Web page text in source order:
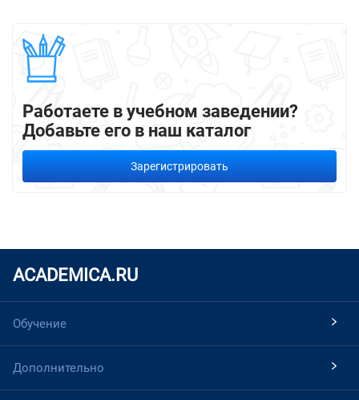
Работаете в учебном заведении?
Добавьте его в наш каталог
Зарегистрировать
ACADEMICA.RU
Обучение
Дополнительно